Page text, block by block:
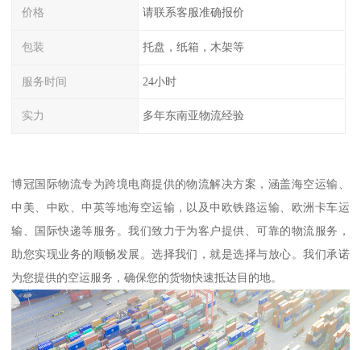
价格 请联系客服准确报价
包装 托盘，纸箱，木架等
服务时间 24小时
实力 多年东南亚物流经验
博冠国际物流专为跨境电商提供的物流解决方案，涵盖海空运输、
中美、中欧、中英等地海空运输，以及中欧铁路运输、欧洲卡车运
输、国际快递等服务。我们致力于为客户提供、可靠的物流服务，
助您实现业务的顺畅发展。选择我们，就是选择与放心。我们承诺
为您提供的空运服务，确保您的货物快速抵达目的地。